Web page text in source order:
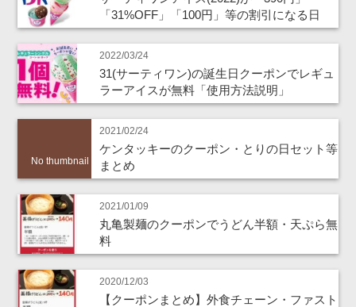
「31%OFF」「100円」等の割引になる日
2022/03/24
31(サーティワン)の誕生日クーポンでレギュ
ラーアイスが無料「使用方法説明」
No thumbnail
2021/02/24
ケンタッキーのクーポン・とりの日セット等
まとめ
2021/01/09
丸亀製麺のクーポンでうどん半額・天ぷら無
料
2020/12/03
【クーポンまとめ】外食チェーン・ファスト